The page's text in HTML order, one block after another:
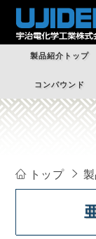
製品紹介トップ
コンパウンド
トップ
トップページ
企業案内
技術情報